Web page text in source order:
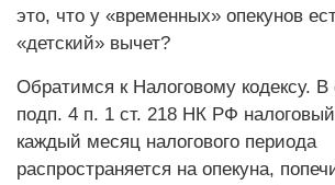
это, что у «временных» опекунов
«детский» вычет?
Обратимся к Налоговому кодексу. В
подп. 4 п. 1 ст. 218 НК РФ
каждый месяц налогового периода
распространяется на опекуна,